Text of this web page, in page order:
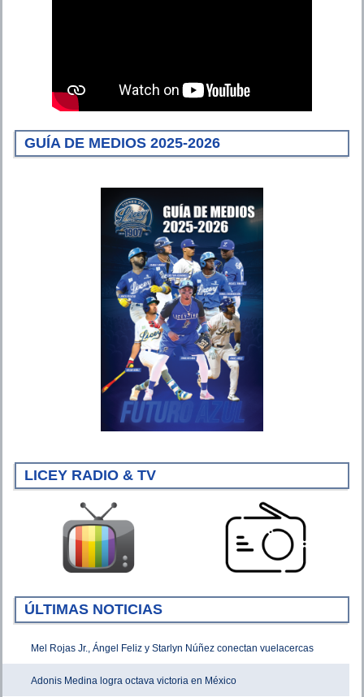
GUÍA DE MEDIOS 2025-2026
LICEY RADIO & TV
ÚLTIMAS NOTICIAS
Mel Rojas Jr., Ángel Feliz y Starlyn Núñez conectan vuelacercas
Adonis Medina logra octava victoria en México